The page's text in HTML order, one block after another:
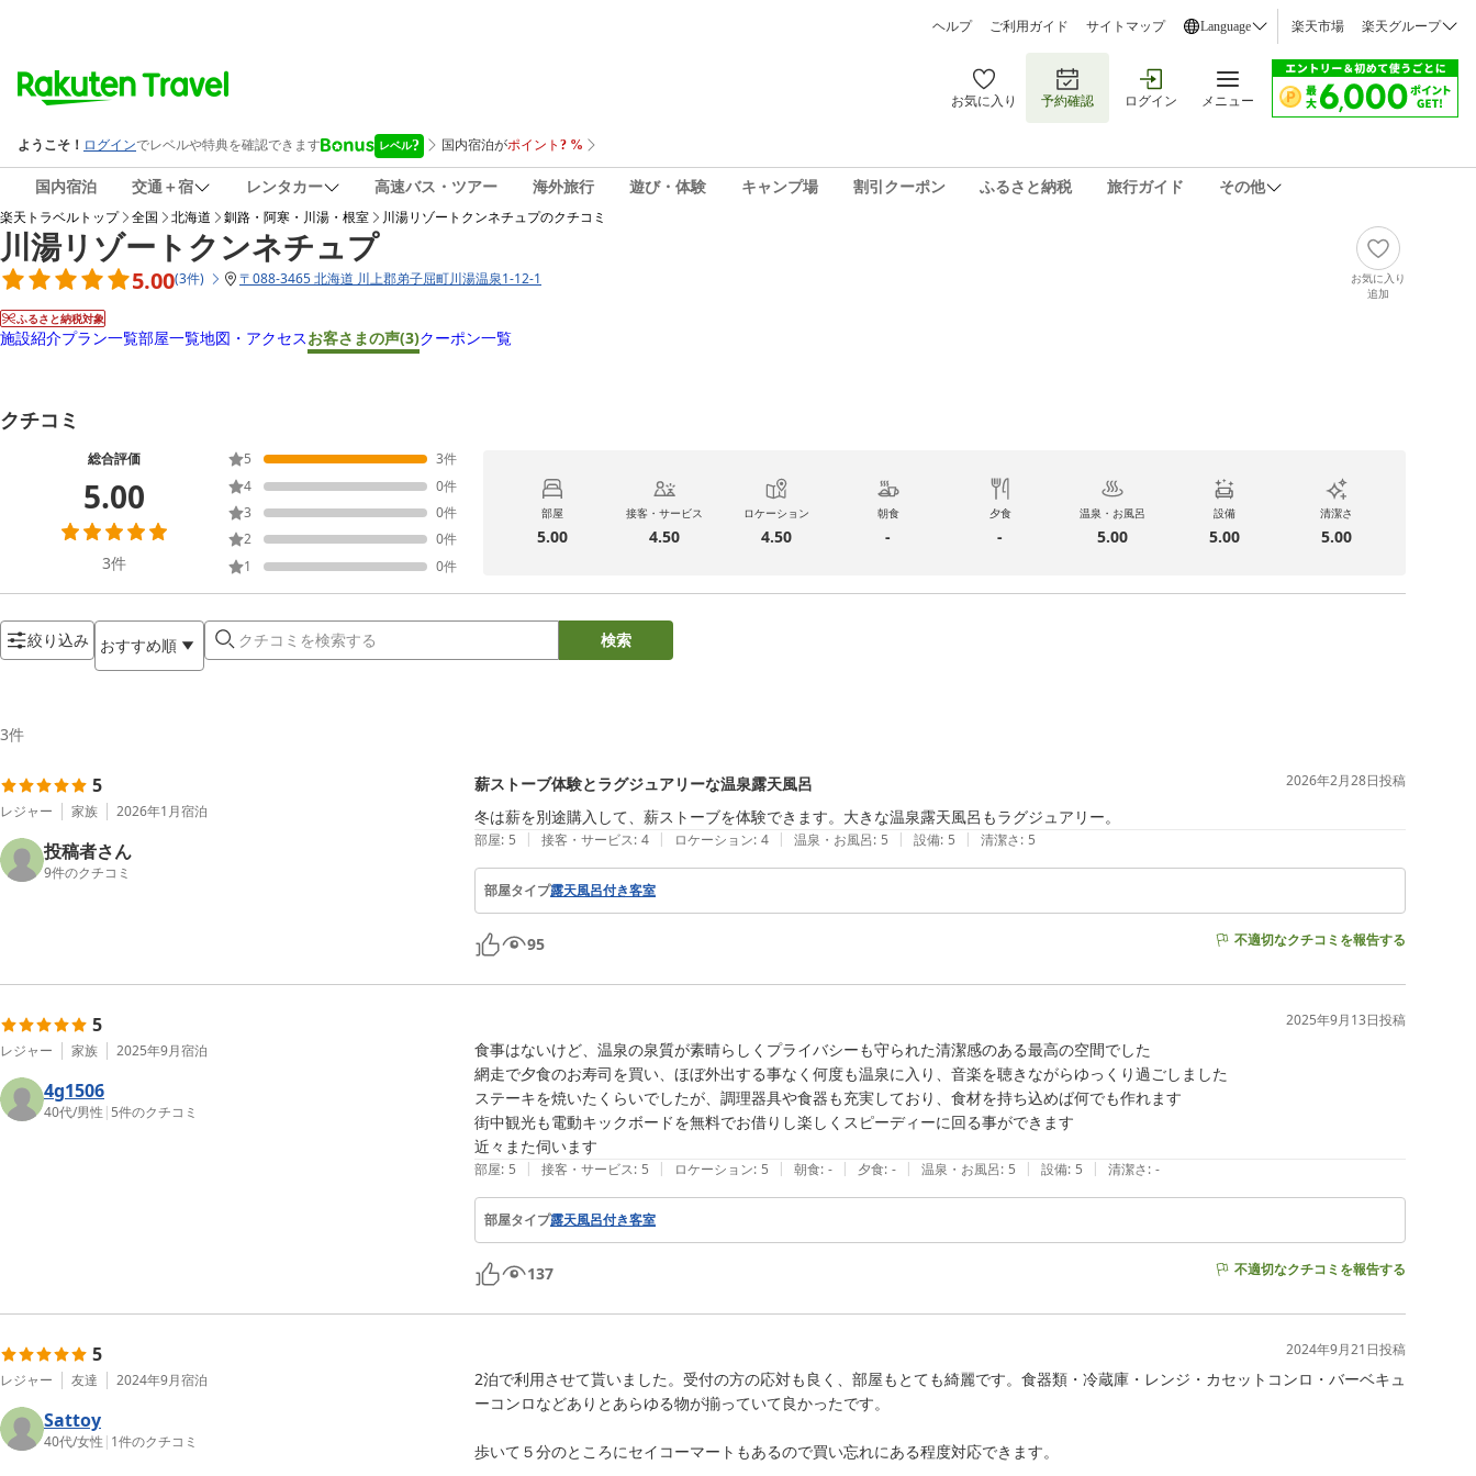
ヘルプ ご利用ガイド サイトマップ Language 楽天市場 楽天グループ
お気に入り 予約確認 ログイン メニュー
国内宿泊 交通＋宿 レンタカー 高速バス・ツアー 海外旅行 遊び・体験 キャンプ場 割引クーポン ふるさと納税 旅行ガイド その他
楽天トラベルトップ 全国 北海道 釧路・阿寒・川湯・根室 川湯リゾートクンネチュプのクチコミ
川湯リゾートクンネチュプ
5.00(3件) 〒088-3465 北海道 川上郡弟子屈町川湯温泉1-12-1
ふるさと納税対象
お気に入り
追加
施設紹介プラン一覧部屋一覧地図・アクセスお客さまの声(3)クーポン一覧
クチコミ
総合評価
5.00
3件
5 3件
4
0件
3
0件
2
0件
1
0件
部屋
5.00
接客・サービス
4.50
ロケーション
4.50
朝食
-
夕食
-
温泉・お風呂
5.00
設備
5.00
清潔さ
5.00
絞り込み おすすめ順 検索
3件
5
レジャー 家族 2026年1月宿泊
投稿者さん
9件のクチコミ
薪ストーブ体験とラグジュアリーな温泉露天風呂 2026年2月28日投稿
冬は薪を別途購入して、薪ストーブを体験できます。大きな温泉露天風呂もラグジュアリー。
部屋: 5 | 接客・サービス: 4 | ロケーション: 4 | 温泉・お風呂: 5 | 設備: 5 | 清潔さ: 5
部屋タイプ露天風呂付き客室
95 不適切なクチコミを報告する
5
レジャー 家族 2025年9月宿泊
4g1506
40代/男性 | 5件のクチコミ
2025年9月13日投稿
食事はないけど、温泉の泉質が素晴らしくプライバシーも守られた清潔感のある最高の空間でした
網走で夕食のお寿司を買い、ほぼ外出する事なく何度も温泉に入り、音楽を聴きながらゆっくり過ごしました
ステーキを焼いたくらいでしたが、調理器具や食器も充実しており、食材を持ち込めば何でも作れます
街中観光も電動キックボードを無料でお借りし楽しくスピーディーに回る事ができます
近々また伺います
部屋: 5 | 接客・サービス: 5 | ロケーション: 5 | 朝食: - | 夕食: - | 温泉・お風呂: 5 | 設備: 5 | 清潔さ: -
部屋タイプ露天風呂付き客室
137 不適切なクチコミを報告する
5
レジャー 友達 2024年9月宿泊
Sattoy
40代/女性 | 1件のクチコミ
2024年9月21日投稿
2泊で利用させて貰いました。受付の方の応対も良く、部屋もとても綺麗です。食器類・冷蔵庫・レンジ・カセットコンロ・バーベキュ
ーコンロなどありとあらゆる物が揃っていて良かったです。
歩いて５分のところにセイコーマートもあるので買い忘れにある程度対応できます。